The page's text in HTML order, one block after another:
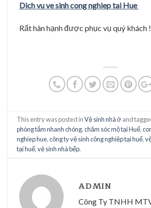
Dich vu ve sinh cong nghiep tai Hue
Rất hân hạnh được phục vụ quý khách !
This entry was posted inVệ sinh nhà ởand
phòng tắm nhanh chóng,chăm sóc mộ tại Huế,
nghiep hue,công ty vệ sinh công nghiệp tại huế,
tại huế,vệ sinh nhà bếp.
ADMIN
Công Ty TNHH